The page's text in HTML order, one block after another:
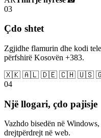
03
Çdo shtet
Zgjidhe flamurin dhe kodi
përfshirë Kosovën +383.
🇽🇰 🇦🇱 🇩🇪 🇨🇭 🇺🇸
04
Një llogari, çdo pajisje
Vazhdo bisedën në
drejtpërdrejt në web.